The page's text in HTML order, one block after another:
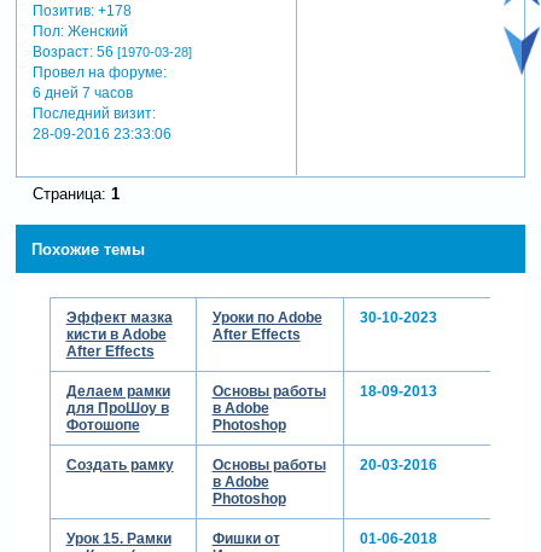
Позитив: +178
Пол:Женский
Возраст:56 [1970-03-28]
Провел на форуме:
6 дней 7 часов
Последний визит:
28-09-2016 23:33:06
Страница: 1
Похожие темы
Эффект мазка
кисти в Adobe
After Effects
Уроки по Adobe
After Effects
30-10-2023
Делаем рамки
для ПроШоу в
Фотошопе
Основы работы
в Adobe
Photoshop
18-09-2013
Создать рамку
Основы работы
в Adobe
Photoshop
20-03-2016
Урок 15. Рамки
Фишки от
01-06-2018